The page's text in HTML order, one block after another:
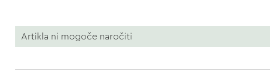
Artikla ni mogoče naročiti